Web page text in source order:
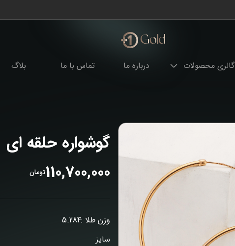
گالری محصولات درباره ما تماس با ما بلاگ
گوشواره حلقه ای
110,700,000تومان
وزن طلا :5.284
سایز